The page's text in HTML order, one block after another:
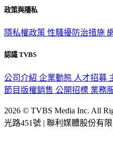
政策與隱私
隱私權政策 性騷擾防治措施
認識 TVBS
公司介紹 企業動態 人才招募
節目版權銷售 公開招標 業務
2026 © TVBS Media Inc. All
光路451號 | 聯利媒體股份有